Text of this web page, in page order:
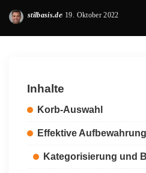
Posted
stilbasis.de 19. Oktober 2022
Inhalte
Korb-Auswahl
Effektive
Kategorisierung und